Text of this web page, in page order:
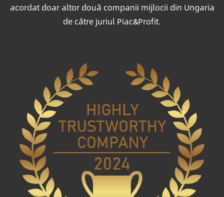
acordat doar altor două companii mijlocii din Ungaria
de către juriul Piac&Profit.